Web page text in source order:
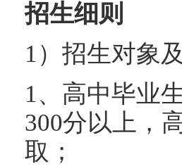
招生细则
1）招生对象
1、高中毕业
300分以上，
取；